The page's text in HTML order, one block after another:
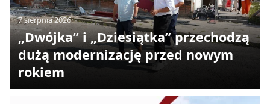
7 sierpnia 2026
„Dwójka” i „Dziesiątka” przechodzą
dużą modernizację przed nowym
rokiem